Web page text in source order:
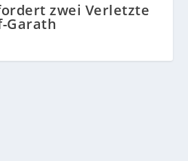
zwei Verletzte
Garath